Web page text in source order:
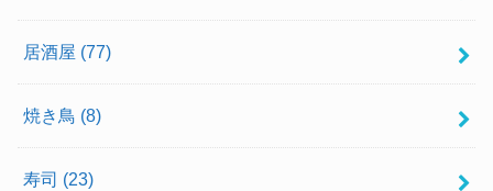
居酒屋 (77)
焼き鳥 (8)
寿司 (23)